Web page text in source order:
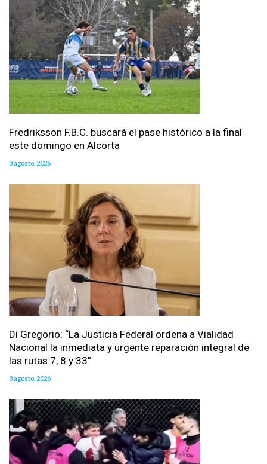
Fredriksson F.B.C. buscará el pase histórico a la final
este domingo en Alcorta
8 agosto, 2026
Di Gregorio: “La Justicia Federal ordena a Vialidad
Nacional la inmediata y urgente reparación integral de
las rutas 7, 8 y 33”
8 agosto, 2026